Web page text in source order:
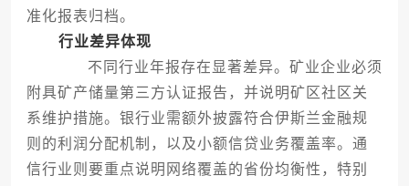
准化报表归档。
行业差异体现
不同行业年报存在显著差异。矿业企业必须
附具矿产储量第三方认证报告，并说明矿区社区关
系维护措施。银行业需额外披露符合伊斯兰金融规
则的利润分配机制，以及小额信贷业务覆盖率。通
信行业则要重点说明网络覆盖的省份均衡性，特别